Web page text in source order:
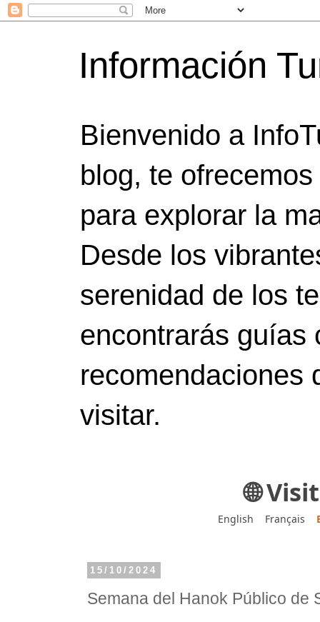
Información
Bienvenido a
blog, te
para explorar la
Desde los
serenidad de los
encontrarás guías
recomendaciones
visitar.
🌐
English Français
15/10/2024
Semana del Hanok Público de